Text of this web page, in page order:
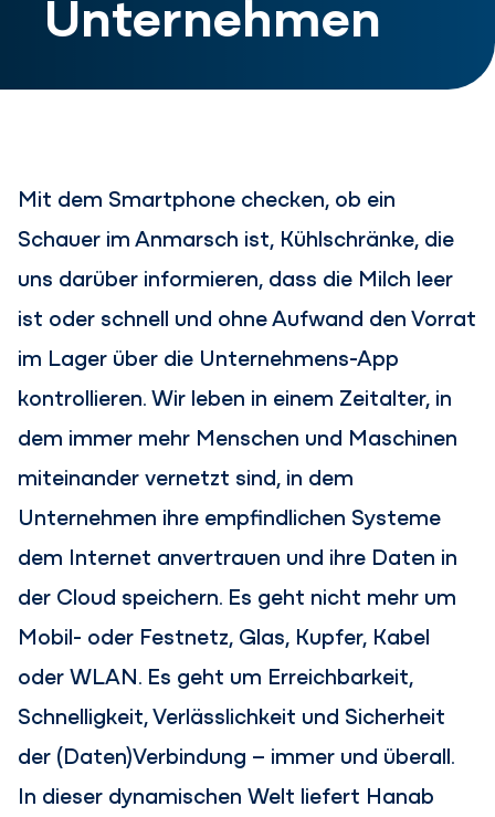
Mit dem Smartphone checken, ob ein
Schauer im Anmarsch ist, Kühlschränke, die
uns darüber informieren, dass die Milch leer
ist oder schnell und ohne Aufwand den Vorrat
im Lager über die Unternehmens-App
kontrollieren. Wir leben in einem Zeitalter, in
dem immer mehr Menschen und Maschinen
miteinander vernetzt sind, in dem
Unternehmen ihre empfindlichen Systeme
dem Internet anvertrauen und ihre Daten in
der Cloud speichern. Es geht nicht mehr um
Mobil- oder Festnetz, Glas, Kupfer, Kabel
oder WLAN. Es geht um Erreichbarkeit,
Schnelligkeit, Verlässlichkeit und Sicherheit
der (Daten)Verbindung – immer und überall.
In dieser dynamischen Welt liefert Hanab